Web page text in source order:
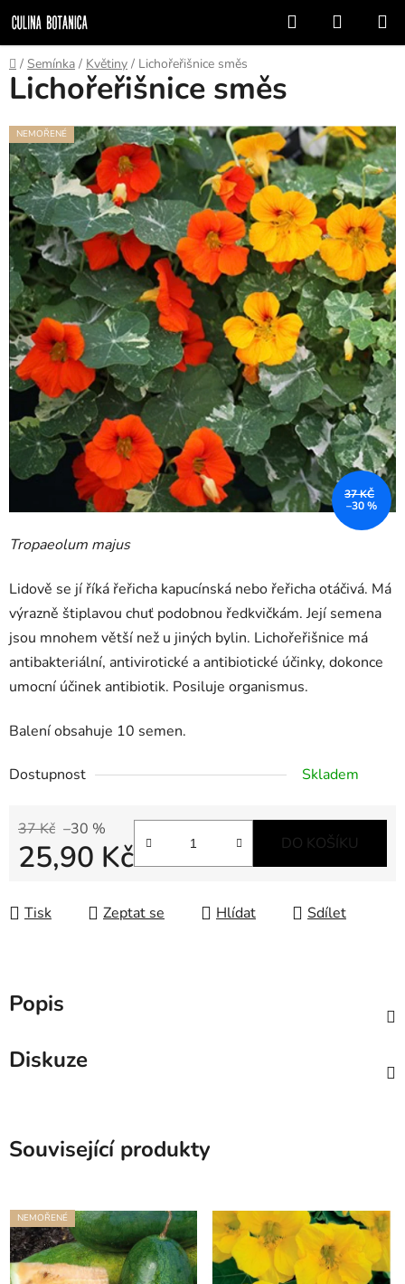
na
obsah
Hledat
KOŠÍK
Domů
/ Semínka / Květiny / Lichořeřišnice směs
Tropaeolum majus
Lidově se jí říká řeřicha kapucínská nebo řeřicha otáčivá. Má
výrazně štiplavou chuť podobnou ředkvičkám. Její semena
jsou mnohem větší než u jiných bylin. Lichořeřišnice má
antibakteriální, antivirotické a antibiotické účinky, dokonce
umocní účinek antibiotik. Posiluje organismus.
Balení obsahuje 10 semen.
Dostupnost Skladem
37 Kč –30 %
25,90 Kč DO KOŠÍKU
Tisk Zeptat se Hlídat Sdílet
Lichořeřišnice směs
NEMOŘENÉ
37 KČ
–30 %
Popis
Diskuze
Související produkty
NEMOŘENÉ